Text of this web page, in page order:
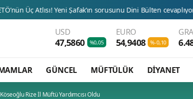
Yeni Şafak’ın sorusunu Dini Bülten cevaplıyor! Bu
USD
47,5860 %0,05
EURO
54,9408 %-0,10
GÜNCEL MÜFTÜLÜK DİYANET
Rize İl Müftü Yardımcısı Oldu